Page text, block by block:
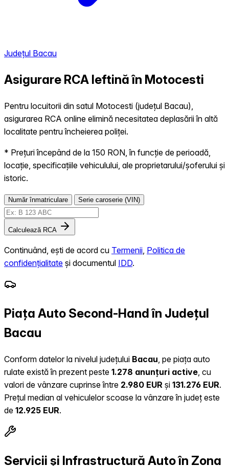
Județul Bacau
Asigurare RCA Ieftină în Motocesti
Pentru locuitorii din satul Motocesti (județul Bacau),
asigurarea RCA online elimină necesitatea deplasării în altă
localitate pentru încheierea poliței.
* Prețuri începând de la 150 RON, în funcție de perioadă,
locație, specificațiile vehiculului, ale proprietarului/șoferului și
istoric.
Număr înmatriculare Serie caroserie (VIN)
Calculează RCA
Continuând, ești de acord cu Termenii Politica de
confidențialitate și documentul IDD.
Piața Auto Second-Hand în Județul
Bacau
Conform datelor la nivelul județului Bacau , pe piața auto
rulate există în prezent peste 1.278 anunțuri active , cu
valori de vânzare cuprinse între 2.980 EUR și 131.276 EUR.
Prețul median al vehiculelor scoase la vânzare în județ este
de 12.925 EUR.
Servicii și Infrastructură Auto în Zona